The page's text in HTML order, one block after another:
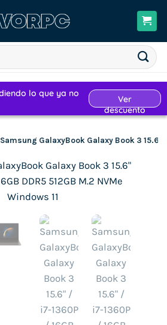
Samsung GalaxyBook Galaxy Book 3 15.6″